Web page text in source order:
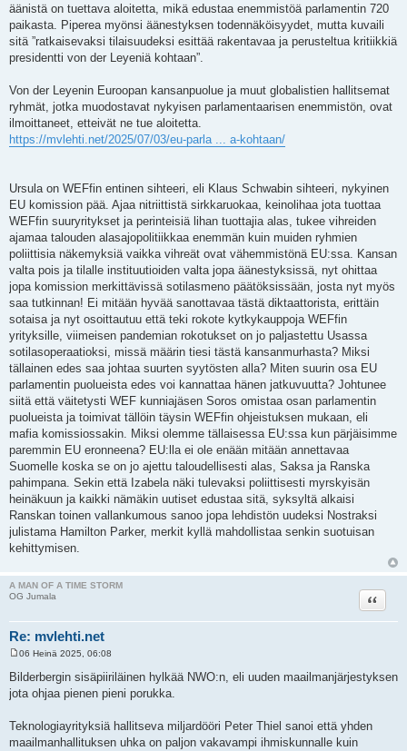
äänistä on tuettava aloitetta, mikä edustaa enemmistöä parlamentin 720
paikasta. Piperea myönsi äänestyksen todennäköisyydet, mutta kuvaili
sitä ”ratkaisevaksi tilaisuudeksi esittää rakentavaa ja perusteltua kritiikkiä
presidentti von der Leyeniä kohtaan”.
Von der Leyenin Euroopan kansanpuolue ja muut globalistien hallitsemat
ryhmät, jotka muodostavat nykyisen parlamentaarisen enemmistön, ovat
ilmoittaneet, etteivät ne tue aloitetta.
https://mvlehti.net/2025/07/03/eu-parla ... a-kohtaan/
Ursula on WEFfin entinen sihteeri, eli Klaus Schwabin sihteeri, nykyinen
EU komission pää. Ajaa nitriittistä sirkkaruokaa, keinolihaa jota tuottaa
WEFfin suuryritykset ja perinteisiä lihan tuottajia alas, tukee vihreiden
ajamaa talouden alasajopolitiikkaa enemmän kuin muiden ryhmien
poliittisia näkemyksiä vaikka vihreät ovat vähemmistönä EU:ssa. Kansan
valta pois ja tilalle instituutioiden valta jopa äänestyksissä, nyt ohittaa
jopa komission merkittävissä sotilasmeno päätöksissään, josta nyt myös
saa tutkinnan! Ei mitään hyvää sanottavaa tästä diktaattorista, erittäin
sotaisa ja nyt osoittautuu että teki rokote kytkykauppoja WEFfin
yrityksille, viimeisen pandemian rokotukset on jo paljastettu Usassa
sotilasoperaatioksi, missä määrin tiesi tästä kansanmurhasta? Miksi
tällainen edes saa johtaa suurten syytösten alla? Miten suurin osa EU
parlamentin puolueista edes voi kannattaa hänen jatkuvuutta? Johtunee
siitä että väitetysti WEF kunniajäsen Soros omistaa osan parlamentin
puolueista ja toimivat tällöin täysin WEFfin ohjeistuksen mukaan, eli
mafia komissiossakin. Miksi olemme tällaisessa EU:ssa kun pärjäisimme
paremmin EU eronneena? EU:lla ei ole enään mitään annettavaa
Suomelle koska se on jo ajettu taloudellisesti alas, Saksa ja Ranska
pahimpana. Sekin että Izabela näki tulevaksi poliittisesti myrskyisän
heinäkuun ja kaikki nämäkin uutiset edustaa sitä, syksyltä alkaisi
Ranskan toinen vallankumous sanoo jopa lehdistön uudeksi Nostraksi
julistama Hamilton Parker, merkit kyllä mahdollistaa senkin suotuisan
kehittymisen.
A MAN OF A TIME STORM
OG Jumala
Re: mvlehti.net
Lainaa
i
e
s
06 Heinä 2025, 06:08
Bilderbergin sisäpiiriläinen hylkää NWO:n, eli uuden maailmanjärjestyksen
jota ohjaa pienen pieni porukka.
Teknologiayrityksiä hallitseva miljardööri Peter Thiel sanoi että yhden
maailmanhallituksen uhka on paljon vakavampi ihmiskunnalle kuin